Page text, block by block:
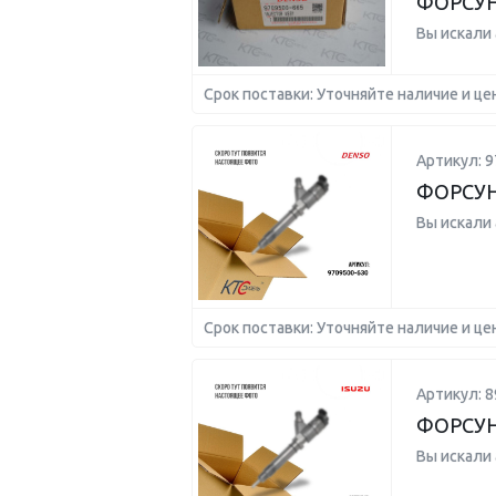
Вы искали
Срок поставки: Уточняйте наличие и
Артикул:
Вы искали
Срок поставки: Уточняйте наличие и
Артикул:
Вы искали